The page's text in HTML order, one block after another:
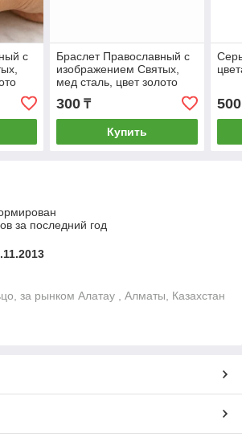
с
Браслет Православный с
изображением Святых,
мед сталь, цвет золото
300₸
Купить
500
за последний год
за рынком Алатау , Алматы, Казахстан